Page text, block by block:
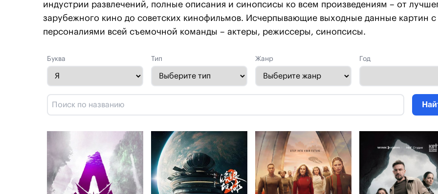
индустрии развлечений, полные описания и синопсисы ко всем произведениям – от
зарубежного кино до советских кинофильмов. Исчерпывающие выходные данные картин с
персоналиями всей съемочной команды – актеры, режиссеры, синопсисы.
Буква Тип Жанр Год